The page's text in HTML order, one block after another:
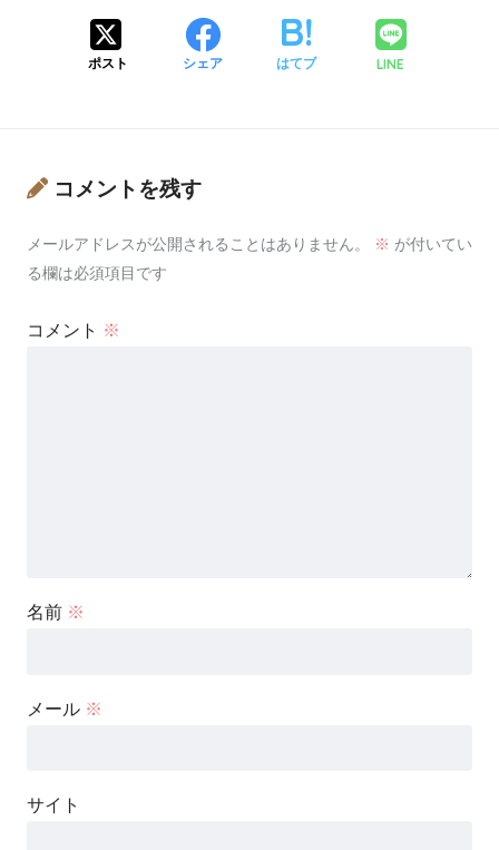
ポスト シェア はてブ LINE
コメントを残す
メールアドレスが公開されることはありません。 ※ が付いてい
る欄は必須項目です
コメント ※
名前 ※
メール ※
サイト